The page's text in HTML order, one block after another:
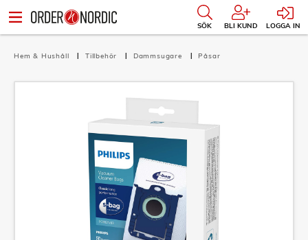
SÖK BLI KUND LOGGA IN
Hem & Hushåll Tillbehör Dammsugare Påsar